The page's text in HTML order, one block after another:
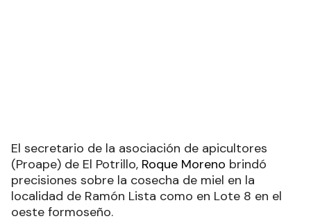
El secretario de la asociación de apicultores
(Proape) de El Potrillo, Roque Moreno brindó
precisiones sobre la cosecha de miel en la
localidad de Ramón Lista como en Lote 8 en el
oeste formoseño.